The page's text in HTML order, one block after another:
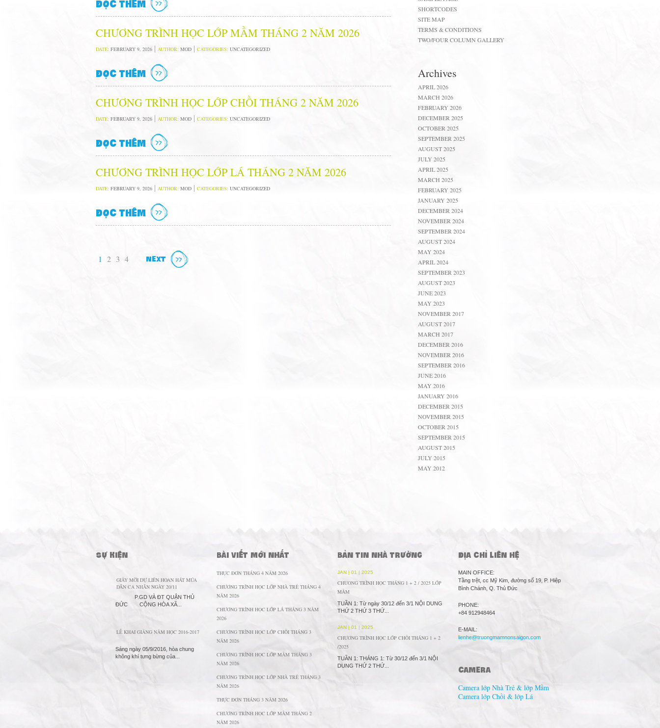
ĐỌC THÊM
CHƯƠNG TRÌNH HỌC LỚP MẦM THÁNG 2 NĂM 2026
DATE: FEBRUARY 9, 2026 AUTHOR: MOD CATEGORIES: UNCATEGORIZED
ĐỌC THÊM
CHƯƠNG TRÌNH HỌC LỚP CHỒI THÁNG 2 NĂM 2026
DATE: FEBRUARY 9, 2026 AUTHOR: MOD CATEGORIES: UNCATEGORIZED
ĐỌC THÊM
CHƯƠNG TRÌNH HỌC LỚP LÁ THÁNG 2 NĂM 2026
DATE: FEBRUARY 9, 2026 AUTHOR: MOD CATEGORIES: UNCATEGORIZED
ĐỌC THÊM
1 2 3 4 NEXT
SHORTCODES
SITE MAP
TERMS & CONDITIONS
TWO/FOUR COLUMN GALLERY
Archives
APRIL 2026
MARCH 2026
FEBRUARY 2026
DECEMBER 2025
OCTOBER 2025
SEPTEMBER 2025
AUGUST 2025
JULY 2025
APRIL 2025
MARCH 2025
FEBRUARY 2025
JANUARY 2025
DECEMBER 2024
NOVEMBER 2024
SEPTEMBER 2024
AUGUST 2024
MAY 2024
APRIL 2024
SEPTEMBER 2023
AUGUST 2023
JUNE 2023
MAY 2023
NOVEMBER 2017
AUGUST 2017
MARCH 2017
DECEMBER 2016
NOVEMBER 2016
SEPTEMBER 2016
JUNE 2016
MAY 2016
JANUARY 2016
DECEMBER 2015
NOVEMBER 2015
OCTOBER 2015
SEPTEMBER 2015
AUGUST 2015
JULY 2015
MAY 2012
SỰ KIỆN
GIẤY MỜI DỰ LIÊN HOAN HÁT MÚA
DÂN CA NHÂN NGÀY 20/11
P.GD VÀ ĐT QUẬN THỦ
ĐỨC CỘNG HÒA XÃ...
LỄ KHAI GIẢNG NĂM HỌC 2016-2017
Sáng ngày 05/9/2016, hòa chung
không khí tưng bừng của...
BÀI VIẾT MỚI NHẤT
THỰC ĐƠN THÁNG 4 NĂM 2026
CHƯƠNG TRÌNH HỌC LỚP NHÀ TRẺ THÁNG 4
NĂM 2026
CHƯƠNG TRÌNH HỌC LỚP LÁ THÁNG 3 NĂM
2026
CHƯƠNG TRÌNH HỌC LỚP CHỒI THÁNG 3
NĂM 2026
CHƯƠNG TRÌNH HỌC LỚP MẦM THÁNG 3
NĂM 2026
CHƯƠNG TRÌNH HỌC LỚP NHÀ TRẺ THÁNG 3
NĂM 2026
THỰC ĐƠN THÁNG 3 NĂM 2026
CHƯƠNG TRÌNH HỌC LỚP MẦM THÁNG 2
NĂM 2026
BẢN TIN NHÀ TRƯỜNG
JAN | 01 | 2025
CHUONG TRÌNH HỌC THÁNG 1 + 2 / 2025 LỚP
MẦM
TUẦN 1: Từ ngày 30/12 đến 3/1 NỘI DUNG
THỨ 2 THỨ 3 THỨ...
JAN | 01 | 2025
CHƯƠNG TRÌNH HỌC LỚP CHỒI THÁNG 1 + 2
/2025
TUẦN 1: THÁNG 1: Từ 30/12 đến 3/1 NỘI
DUNG THỨ 2 THỨ...
ĐỊA CHỈ LIÊN HỆ
MAIN OFFICE:
Tầng trệt, cc Mỹ Kim, đường số 19, P. Hiệp
Bình Chánh, Q. Thủ Đức
PHONE:
+84 912948464
E-MAIL:
lienhe@truongmamnonsaigon.com
CAMERA
Camera lớp Nhà Trẻ & lớp Mầm
Camera lớp Chồi & lớp Lá